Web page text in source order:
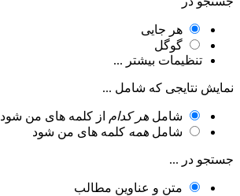
هر جایی
گوگل
تنظیمات بیشتر ...
نمایش نتایجی که شامل ...
شامل هر کدام از کلمه های من شود
شامل همه کلمه های من شود
جستجو در ...
متن و عناوین مطالب